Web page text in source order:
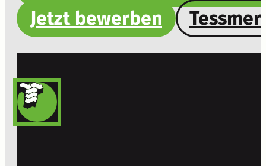
Jetzt bewerben